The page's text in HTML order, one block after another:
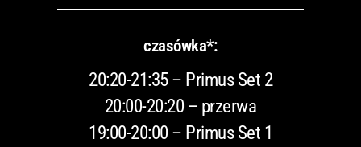
czasówka*:
20:20-21:35 – Primus Set 2
20:00-20:20 – przerwa
19:00-20:00 – Primus Set 1